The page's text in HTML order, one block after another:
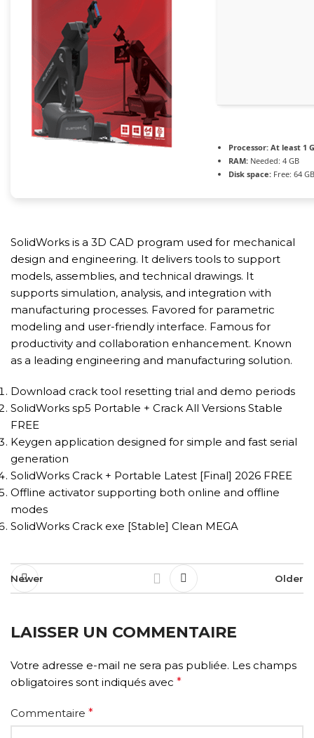
Processor: At least 1
RAM: Needed: 4 GB
Disk space: Free: 64 GB
SolidWorks is a 3D CAD program used for mechanical
design and engineering. It delivers tools to support
models, assemblies, and technical drawings. It
supports simulation, analysis, and integration with
manufacturing processes. Favored for parametric
modeling and user-friendly interface. Famous for
productivity and collaboration enhancement. Known
as a leading engineering and manufacturing solution.
Download crack tool resetting trial and demo periods
SolidWorks sp5 Portable + Crack All Versions Stable
FREE
Keygen application designed for simple and fast serial
generation
SolidWorks Crack + Portable Latest [Final] 2026 FREE
Offline activator supporting both online and offline
modes
SolidWorks Crack exe [Stable] Clean MEGA
Newer Older
LAISSER UN COMMENTAIRE
Votre adresse e-mail ne sera pas publiée. Les champs
obligatoires sont indiqués avec *
Commentaire *